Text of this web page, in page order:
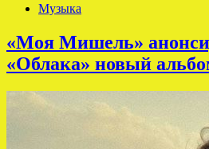
Музыка
«Моя Мишель»
«Облака» новый